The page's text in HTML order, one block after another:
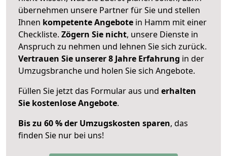
übernehmen unsere Partner für Sie und stellen
Ihnen kompetente Angebote in Hamm mit einer
Checkliste. Zögern Sie nicht, unsere Dienste in
Anspruch zu nehmen und lehnen Sie sich zurück.
Vertrauen Sie unserer 8 Jahre Erfahrung in der
Umzugsbranche und holen Sie sich Angebote.
Füllen Sie jetzt das Formular aus und erhalten
Sie kostenlose Angebote.
Bis zu 60 % der Umzugskosten sparen, das
finden Sie nur bei uns!